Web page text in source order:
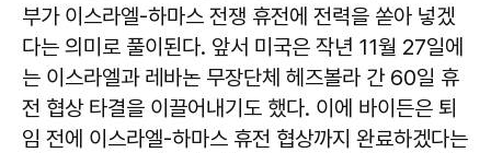
부가 이스라엘-하마스 전쟁 휴전에 전력을 쏟아 넣겠
다는 의미로 풀이된다. 앞서 미국은 작년 11월 27일에
는 이스라엘과 레바논 무장단체 헤즈볼라 간 60일 휴
전 협상 타결을 이끌어내기도 했다. 이에 바이든은 퇴
임 전에 이스라엘-하마스 휴전 협상까지 완료하겠다는